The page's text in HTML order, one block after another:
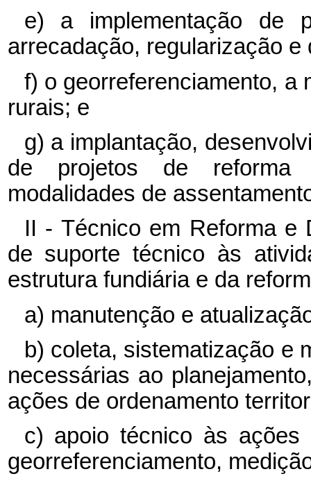
e) a implementação de
arrecadação, regularização
f) o georreferenciamento, a
rurais; e
g) a implantação,
de projetos de reforma
modalidades de
II - Técnico em Reforma e
de suporte técnico às
estrutura fundiária e da
a) manutenção e
b) coleta, sistematização e
necessárias ao
ações de ordenamento
c) apoio técnico às ações
georreferenciamento,